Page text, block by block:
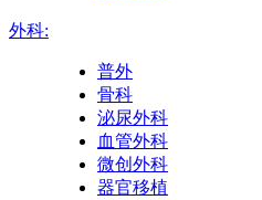
外科:
普外
骨科
泌尿外科
血管外科
微创外科
器官移植